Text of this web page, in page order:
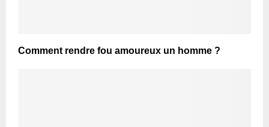
Comment rendre fou amoureux un homme ?